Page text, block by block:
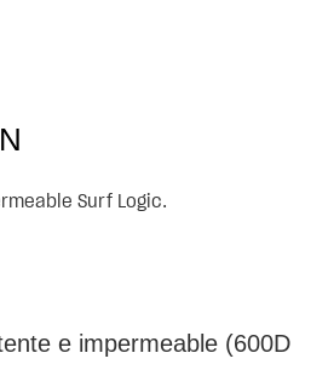
Surf Logic.
e impermeable (600D